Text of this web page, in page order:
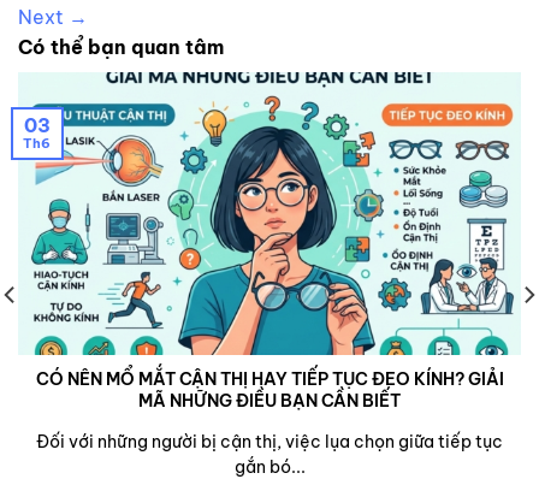
Next →
Có thể bạn quan tâm
CÓ NÊN MỔ MẮT CẬN THỊ HAY TIẾP TỤC ĐEO KÍNH? GIẢI
MÃ NHỮNG ĐIỀU BẠN CẦN BIẾT
Đối với những người bị cận thị, việc lụa chọn giữa tiếp tục
gắn bó...
03
Th6